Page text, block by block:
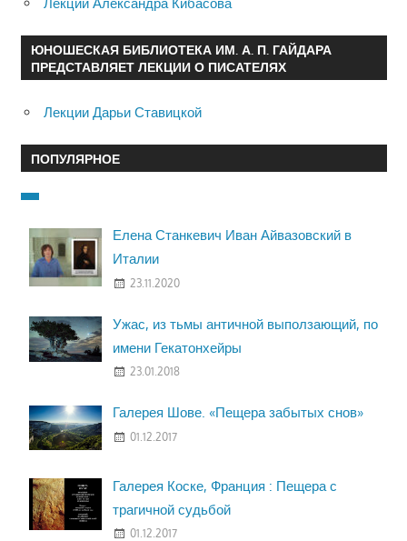
ЮНОШЕСКАЯ БИБЛИОТЕКА ИМ. А. П. ГАЙДАРА
ПРЕДСТАВЛЯЕТ ЛЕКЦИИ О ПИСАТЕЛЯХ
Лекции Дарьи Ставицкой
ПОПУЛЯРНОЕ
Елена Станкевич Иван Айвазовский в
Италии
23.11.2020
Ужас, из тьмы античной выползающий, по
имени Гекатонхейры
23.01.2018
Галерея Шове. «Пещера забытых снов»
01.12.2017
Галерея Коске, Франция : Пещера с
трагичной судьбой
01.12.2017